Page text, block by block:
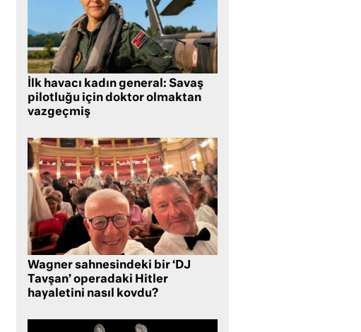
İlk havacı kadın general: Savaş
pilotluğu için doktor olmaktan
vazgeçmiş
Wagner sahnesindeki bir ‘DJ
Tavşan’ operadaki Hitler
hayaletini nasıl kovdu?